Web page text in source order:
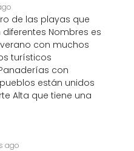
de las playas que
Nombres es
con muchos
turísticos
con
están unidos
Alta que tiene una
ago